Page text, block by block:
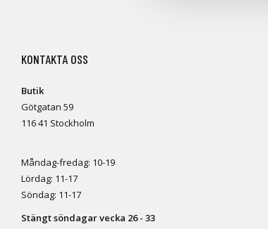
KONTAKTA OSS
Butik
Götgatan 59
116 41 Stockholm
Måndag-fredag: 10-19
Lördag: 11-17
Söndag: 11-17
Stängt söndagar vecka 26 - 33